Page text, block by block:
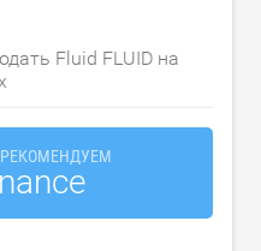
Fluid FLUID на